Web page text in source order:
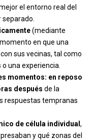
el entorno real del
(mediante
en que una
sus vecinas, tal como
una experiencia.
momentos: en reposo
después de la
respuestas tempranas
de célula individual,
y qué zonas del